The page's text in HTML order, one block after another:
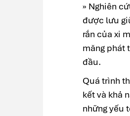
» Nghiên
được lưu
rắn của xi
măng phát
đầu.
Quá trình
kết và khả
những yếu